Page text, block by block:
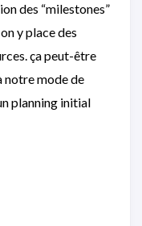
des “milestones”
y place des
ça peut-être
notre mode de
planning initial